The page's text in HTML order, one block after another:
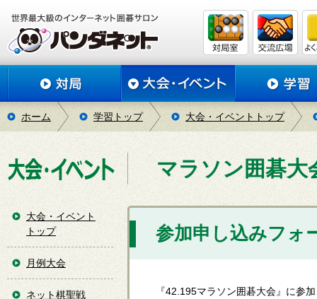
ホーム 学習トップ 大会・イベントトップ
マラソン囲碁大
参加申し込みフォ
『42.195マラソン囲碁大会』に参
大会・イベント
トップ
月例大会
ネット棋聖戦